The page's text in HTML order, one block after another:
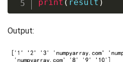
print ( result )
Output: